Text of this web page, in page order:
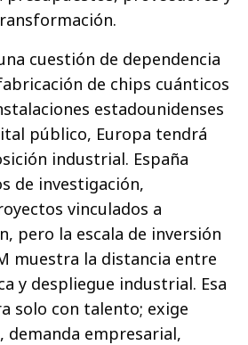
cuestión de dependencia
de chips cuánticos
estadounidenses
público, Europa tendrá
industrial. España
de investigación,
vinculados a
pero la escala de inversión
muestra la distancia entre
y despliegue industrial. Esa
solo con talento; exige
demanda empresarial,